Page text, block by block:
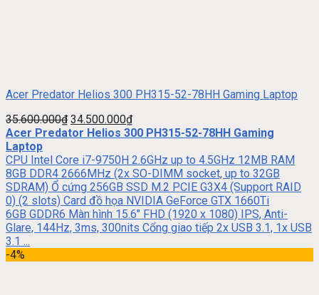
Acer Predator Helios 300 PH315-52-78HH Gaming Laptop
35.600.000₫ 34.500.000₫
Acer Predator Helios 300 PH315-52-78HH Gaming
Laptop
CPU Intel Core i7-9750H 2.6GHz up to 4.5GHz 12MB RAM
8GB DDR4 2666MHz (2x SO-DIMM socket, up to 32GB
SDRAM) Ổ cứng 256GB SSD M.2 PCIE G3X4 (Support RAID
0) (2 slots) Card đồ họa NVIDIA GeForce GTX 1660Ti
6GB GDDR6 Màn hình 15.6″ FHD (1920 x 1080) IPS, Anti-
Glare, 144Hz, 3ms, 300nits Cổng giao tiếp 2x USB 3.1, 1x USB
3.1 ...
-4%